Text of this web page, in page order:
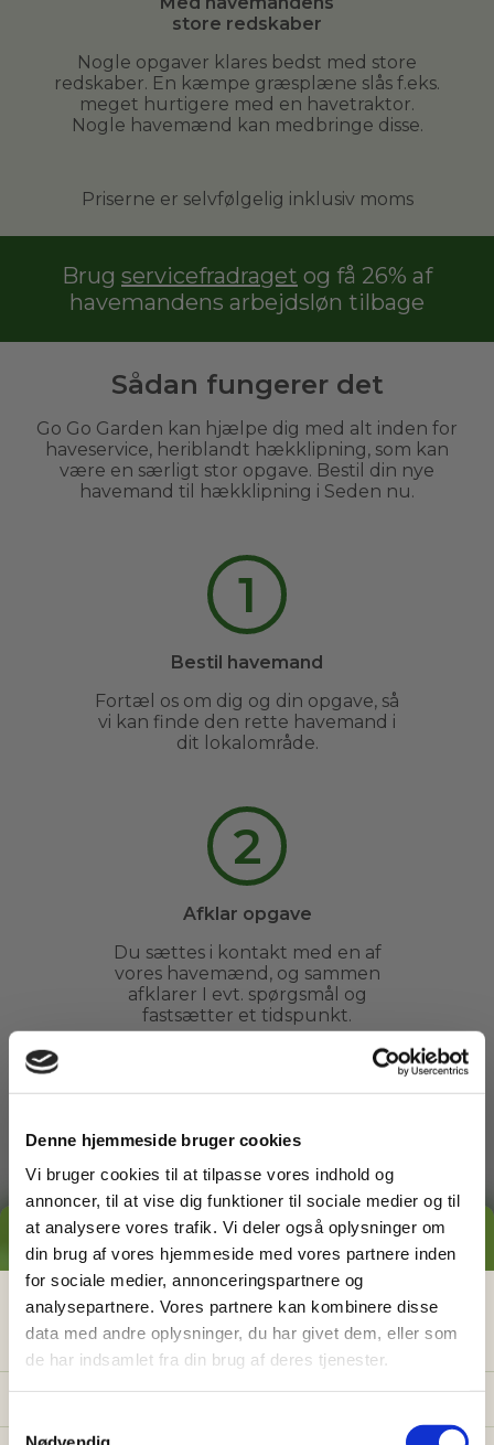
Denne hjemmeside bruger cookies
Vi bruger cookies til at tilpasse vores indhold og
annoncer, til at vise dig funktioner til sociale medier og til
at analysere vores trafik. Vi deler også oplysninger om
din brug af vores hjemmeside med vores partnere inden
for sociale medier, annonceringspartnere og
analysepartnere. Vores partnere kan kombinere disse
data med andre oplysninger, du har givet dem, eller som
de har indsamlet fra din brug af deres tjenester.
store redskaber
Nogle opgaver klares bedst med store
redskaber. En kæmpe græsplæne slås f.eks.
meget hurtigere med en havetraktor.
Nogle havemænd kan medbringe disse.
Priserne er selvfølgelig inklusiv moms
Brug servicefradraget og få 26% af
havemandens arbejdsløn tilbage
Sådan fungerer det
Go Go Garden kan hjælpe dig med alt inden for
haveservice, heriblandt hækklipning, som kan
være en særligt stor opgave. Bestil din nye
havemand til hækklipning i Seden nu.
1
Bestil havemand
Fortæl os om dig og din opgave, så
vi kan finde den rette havemand i
dit lokalområde.
2
Afklar opgave
Du sættes i kontakt med en af
vores havemænd, og sammen
afklarer I evt. spørgsmål og
fastsætter et tidspunkt.
Arbejdet udføres
Du kan slappe af, mens din
havemand ordner din have. Du
behøver ikke engang være
hjemme.
4
GRATIS PRISESTIMAT
Hvad koster detegentligat få
hjælp i haven?
Få vores prisguide med faste timepriser, eksempler